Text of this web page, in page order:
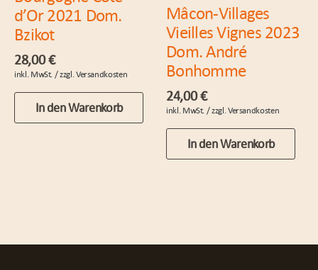
d’Or 2021 Dom.
Bzikot
28,00€
In den Warenkorb
Mâcon-Villages
Vieilles Vignes 2023
Dom. André
Bonhomme
24,00€
In den Warenkorb